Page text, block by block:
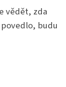
vědět, zda
budu